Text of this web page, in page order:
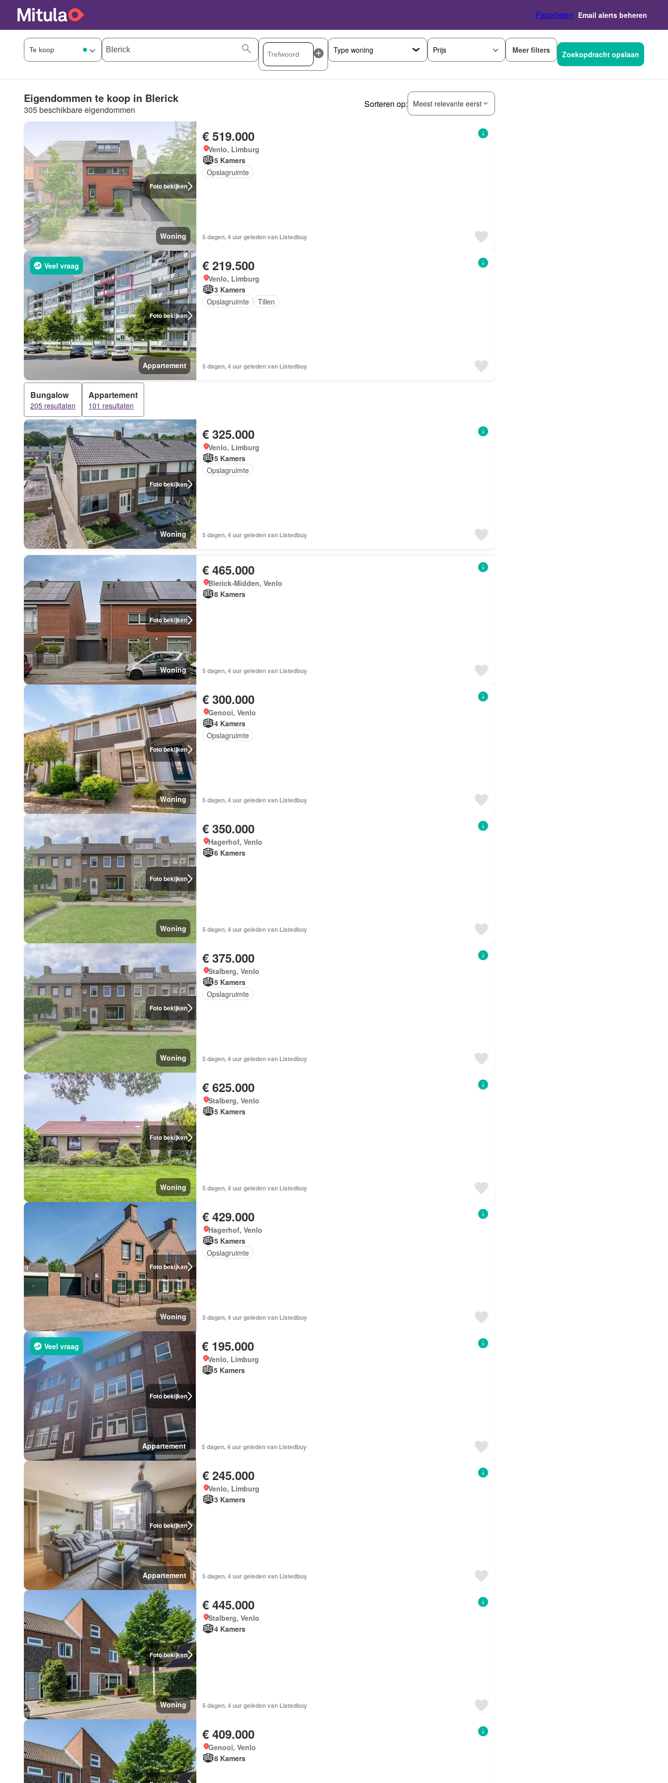
Favorieten Email alerts beheren
Prijs Meer filters Zoekopdracht opslaan
Eigendommen te koop in Blerick
305 beschikbare eigendommen
Sorteren op: Meest relevante eerst
Foto bekijken
Woning
€ 519.000
Venlo, Limburg
5 Kamers
Opslagruimte
5 dagen, 4 uur geleden van Listedbuy
Foto bekijken
Veel vraag
Appartement
€ 219.500
Venlo, Limburg
3 Kamers
Opslagruimte
Tillen
5 dagen, 4 uur geleden van Listedbuy
Bungalow
205 resultaten
Appartement
101 resultaten
Foto bekijken
Woning
€ 325.000
Venlo, Limburg
5 Kamers
Opslagruimte
5 dagen, 4 uur geleden van Listedbuy
Foto bekijken
Woning
€ 465.000
Blerick-Midden, Venlo
8 Kamers
5 dagen, 4 uur geleden van Listedbuy
Foto bekijken
Woning
€ 300.000
Genooi, Venlo
4 Kamers
Opslagruimte
5 dagen, 4 uur geleden van Listedbuy
Foto bekijken
Woning
€ 350.000
Hagerhof, Venlo
6 Kamers
5 dagen, 4 uur geleden van Listedbuy
Foto bekijken
Woning
€ 375.000
Stalberg, Venlo
5 Kamers
Opslagruimte
5 dagen, 4 uur geleden van Listedbuy
Foto bekijken
Woning
€ 625.000
Stalberg, Venlo
5 Kamers
5 dagen, 4 uur geleden van Listedbuy
Foto bekijken
Woning
€ 429.000
Hagerhof, Venlo
5 Kamers
Opslagruimte
5 dagen, 4 uur geleden van Listedbuy
Foto bekijken
Veel vraag
Appartement
€ 195.000
Venlo, Limburg
5 Kamers
5 dagen, 4 uur geleden van Listedbuy
Foto bekijken
Appartement
€ 245.000
Venlo, Limburg
3 Kamers
5 dagen, 4 uur geleden van Listedbuy
Foto bekijken
Woning
€ 445.000
Stalberg, Venlo
4 Kamers
5 dagen, 4 uur geleden van Listedbuy
€ 409.000
Genooi, Venlo
8 Kamers